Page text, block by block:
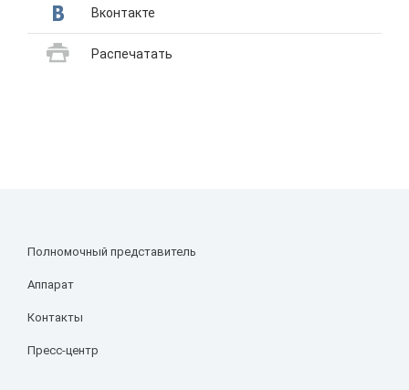
Вконтакте
Распечатать
Полномочный представитель
Аппарат
Контакты
Пресс-центр